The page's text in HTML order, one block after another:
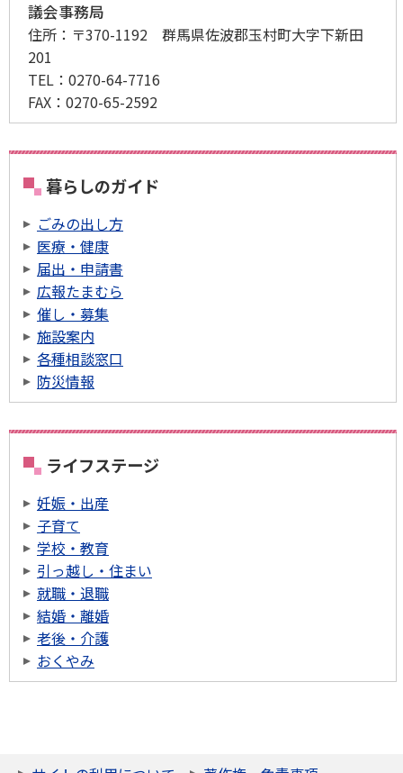
議会事務局
住所： 〒370-1192 群馬県佐波郡玉村町大字下新田
201
TEL： 0270-64-7716
FAX： 0270-65-2592
暮らしのガイド
ごみの出し方
医療・健康
届出・申請書
広報たまむら
催し・募集
施設案内
各種相談窓口
防災情報
ライフステージ
妊娠・出産
子育て
学校・教育
引っ越し・住まい
就職・退職
結婚・離婚
老後・介護
おくやみ